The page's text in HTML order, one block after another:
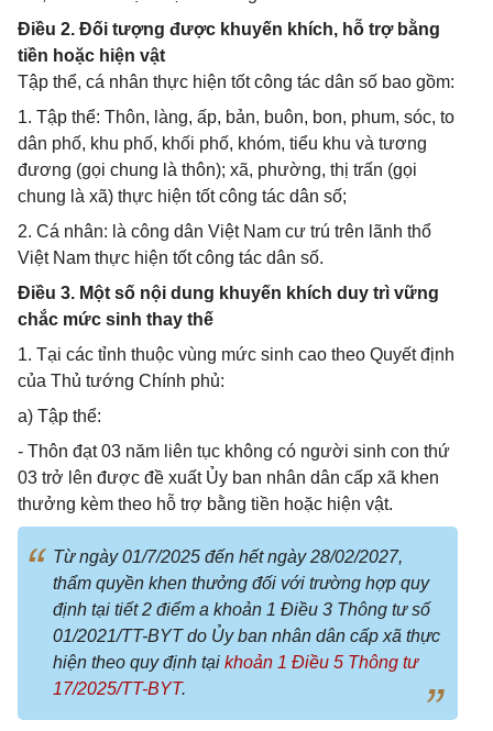
Điều 2. Đối tượng được khuyến khích, hỗ trợ bằng
tiền hoặc hiện vật
Tập thể, cá nhân thực hiện tốt công tác dân số bao gồm:
1. Tập thể: Thôn, làng, ấp, bản, buôn, bon, phum, sóc, to
dân phố, khu phố, khối phố, khóm, tiểu khu và tương
đương (gọi chung là thôn); xã, phường, thị trấn (gọi
chung là xã) thực hiện tốt công tác dân số;
2. Cá nhân: là công dân Việt Nam cư trú trên lãnh thổ
Việt Nam thực hiện tốt công tác dân số.
Điều 3. Một số nội dung khuyến khích duy trì vững
chắc mức sinh thay thế
1. Tại các tỉnh thuộc vùng mức sinh cao theo Quyết định
của Thủ tướng Chính phủ:
a) Tập thể:
- Thôn đạt 03 năm liên tục không có người sinh con thứ
03 trở lên được đề xuất Ủy ban nhân dân cấp xã khen
thưởng kèm theo hỗ trợ bằng tiền hoặc hiện vật.
Từ ngày 01/7/2025 đến hết ngày 28/02/2027,
thẩm quyền khen thưởng đối với trường hợp quy
định tại tiết 2 điểm a khoản 1 Điều 3 Thông tư số
01/2021/TT-BYT do Ủy ban nhân dân cấp xã thực
hiện theo quy định tại khoản 1 Điều 5 Thông tư
17/2025/TT-BYT.